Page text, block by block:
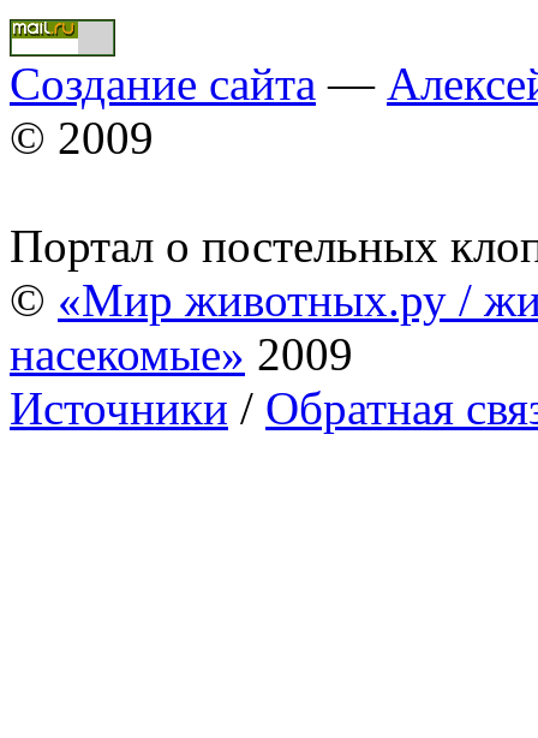
Создание сайта —
© 2009
Портал о постельных
© «Мир животных.ру /
насекомые» 2009
Источники / Обратная